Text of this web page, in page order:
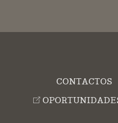
CONTACTOS